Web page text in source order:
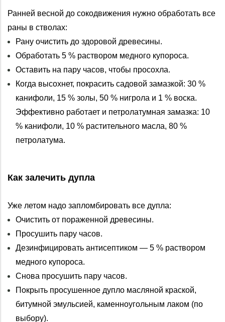
Ранней весной до сокодвижения нужно обработать все
раны в стволах:
Рану очистить до здоровой древесины.
Обработать 5 % раствором медного купороса.
Оставить на пару часов, чтобы просохла.
Когда высохнет, покрасить садовой замазкой: 30 %
канифоли, 15 % золы, 50 % нигрола и 1 % воска.
Эффективно работает и петролатумная замазка: 10
% канифоли, 10 % растительного масла, 80 %
петролатума.
Как залечить дупла
Уже летом надо запломбировать все дупла:
Очистить от пораженной древесины.
Просушить пару часов.
Дезинфицировать антисептиком — 5 % раствором
медного купороса.
Снова просушить пару часов.
Покрыть просушенное дупло масляной краской,
битумной эмульсией, каменноугольным лаком (по
выбору).